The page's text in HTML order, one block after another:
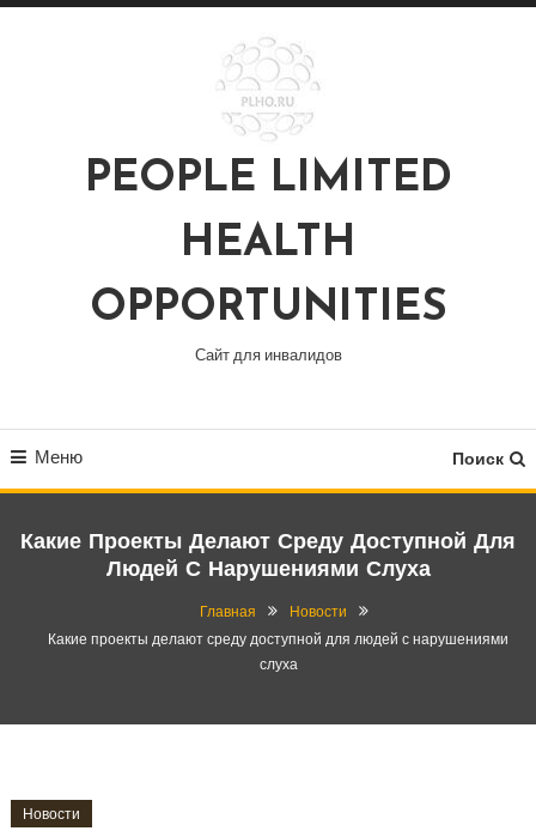
Перейти
PEOPLE LIMITED
HEALTH
OPPORTUNITIES
Сайт для инвалидов
Меню Поиск
Какие Проекты Делают Среду Доступной Для
Людей С Нарушениями Слуха
Главная
Новости
Какие проекты делают среду доступной для людей с нарушениями
слуха
Новости